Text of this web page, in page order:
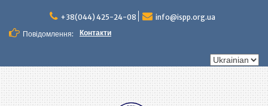
вмісту
+38(044) 425-24-08
info@ispp.org.ua
Повідомлення:
Контакти
Вибрати